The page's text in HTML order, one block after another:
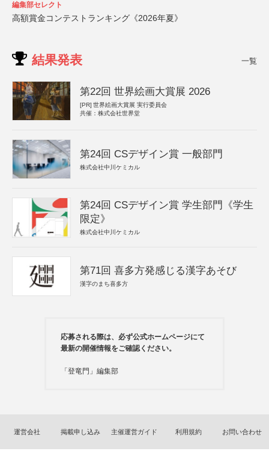
編集部セレクト
高額賞金コンテストランキング《2026年夏》
結果発表 一覧
第22回 世界絵画大賞展 2026
[PR] 世界絵画大賞展 実行委員会
共催：株式会社世界堂
第24回 CSデザイン賞 一般部門
株式会社中川ケミカル
第24回 CSデザイン賞 学生部門《学生
限定》
株式会社中川ケミカル
第71回 喜多方発感じる漢字あそび
漢字のまち喜多方
応募される際は、必ず公式ホームページにて
最新の開催情報をご確認ください。
「登竜門」編集部
運営会社 掲載申し込み 主催運営ガイド 利用規約 お問い合わせ